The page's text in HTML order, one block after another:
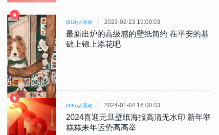
(619)人喜欢 2023-02-23 15:00:03
最新出炉的高级感的壁纸简约 在平安的基
础上锦上添花吧
(995)人喜欢 2024-01-04 16:00:03
2024喜迎元旦壁纸海报高清无水印 新年举
糕糕来年运势高高举